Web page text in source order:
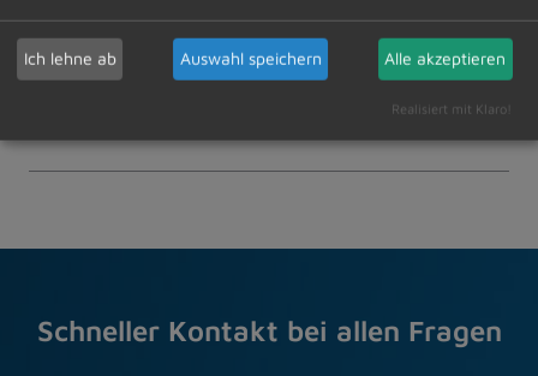
Zur Übersicht
Schneller Kontakt bei allen Fragen
Ich lehne ab Auswahl speichern Alle akzeptieren
Realisiert mit Klaro!